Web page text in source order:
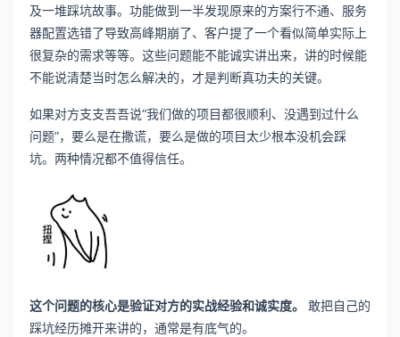
及一堆踩坑故事。功能做到一半发现原来的方案行不通、服务
器配置选错了导致高峰期崩了、客户提了一个看似简单实际上
很复杂的需求等等。这些问题能不能诚实讲出来，讲的时候能
不能说清楚当时怎么解决的，才是判断真功夫的关键。
如果对方支支吾吾说“我们做的项目都很顺利、没遇到过什么
问题”，要么是在撒谎，要么是做的项目太少根本没机会踩
坑。两种情况都不值得信任。
这个问题的核心是验证对方的实战经验和诚实度。
敢把自己的
踩坑经历摊开来讲的，通常是有底气的。